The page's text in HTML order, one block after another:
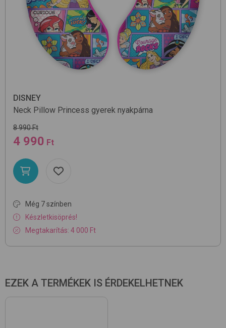
DISNEY
Neck Pillow Princess gyerek nyakpárna
8 990 Ft
4 990 Ft
Még 7 színben
Készletkisöprés!
Megtakarítás: 4 000 Ft
EZEK A TERMÉKEK IS ÉRDEKELHETNEK